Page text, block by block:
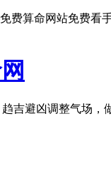
费算命网站免费看
吉避凶调整气场，